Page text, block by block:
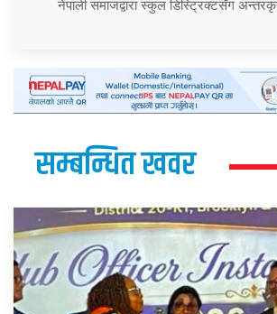
नेपाली समाजद्वारा स्कुल डिस्ट्रिक्टसँग
सम्बन्धित खवर